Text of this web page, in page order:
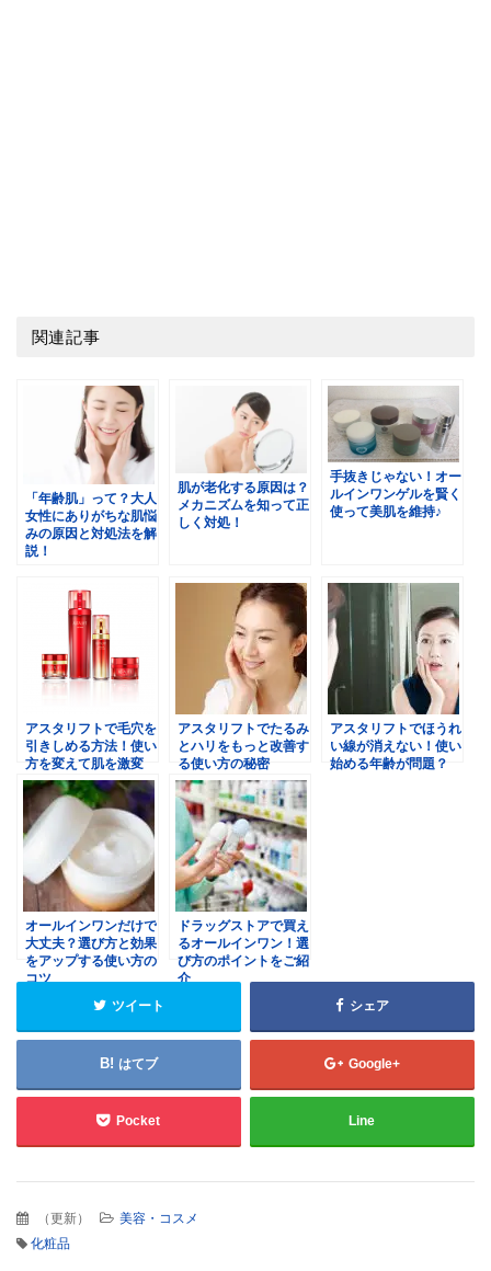
関連記事
「年齢肌」って？大人
女性にありがちな肌悩
みの原因と対処法を解
説！
肌が老化する原因は？
メカニズムを知って正
しく対処！
手抜きじゃない！オー
ルインワンゲルを賢く
使って美肌を維持♪
アスタリフトで毛穴を
引きしめる方法！使い
方を変えて肌を激変
アスタリフトでたるみ
とハリをもっと改善す
る使い方の秘密
アスタリフトでほうれ
い線が消えない！使い
始める年齢が問題？
オールインワンだけで
大丈夫？選び方と効果
をアップする使い方の
コツ
ドラッグストアで買え
るオールインワン！選
び方のポイントをご紹
介
ツイート
シェア
はてブ Google+
Pocket Line
（更新）
美容・コスメ
化粧品